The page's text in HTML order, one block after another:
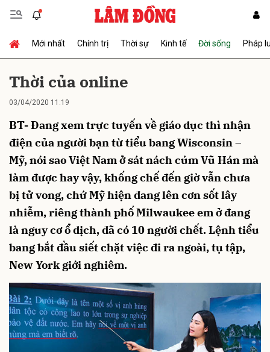
Mới nhất Chính trị Thời sự Kinh tế Đời sống Pháp
Thời của online
03/04/2020 11:19
BT- Đang xem trực tuyến về giáo dục thì nhận
điện của người bạn từ tiểu bang Wisconsin –
Mỹ, nói sao Việt Nam ở sát nách cúm Vũ Hán mà
làm được hay vậy, khống chế đến giờ vẫn chưa
bị tử vong, chứ Mỹ hiện đang lên cơn sốt lây
nhiễm, riêng thành phố Milwaukee em ở đang
là nguy cơ ổ dịch, đã có 10 người chết. Lệnh tiểu
bang bắt đầu siết chặt việc đi ra ngoài, tụ tập,
New York giới nghiêm.
Gửi bình luận
Hủy Gửi